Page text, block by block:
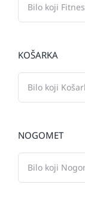
KOŠARKA
NOGOMET